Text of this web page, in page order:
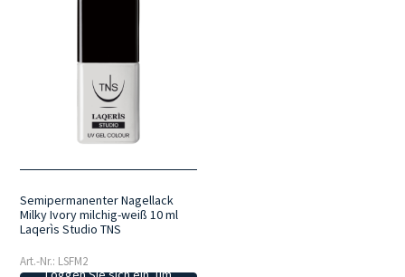
Semipermanenter Nagellack
Milky Ivory milchig-weiß 10 ml
Laqerìs Studio TNS
Art.-Nr.: LSFM2